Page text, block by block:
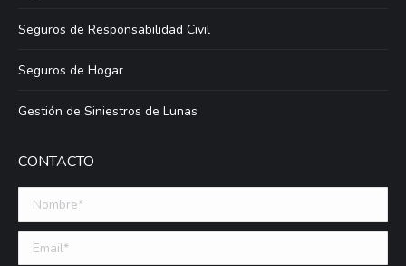
Seguros de Responsabilidad Civil
Seguros de Hogar
Gestión de Siniestros de Lunas
CONTACTO
Nombre *
Email (requerido)